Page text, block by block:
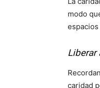
modo
Liberar
caridad